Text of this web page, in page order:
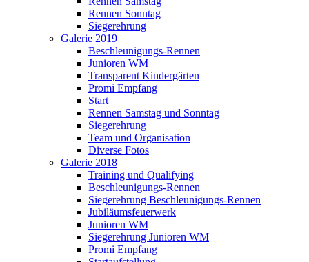
Rennen Sonntag
Siegerehrung
Galerie 2019
Beschleunigungs-Rennen
Junioren WM
Transparent Kindergärten
Promi Empfang
Start
Rennen Samstag und Sonntag
Siegerehrung
Team und Organisation
Diverse Fotos
Galerie 2018
Training und Qualifying
Beschleunigungs-Rennen
Siegerehrung Beschleunigungs-Rennen
Jubiläumsfeuerwerk
Junioren WM
Siegerehrung Junioren WM
Promi Empfang